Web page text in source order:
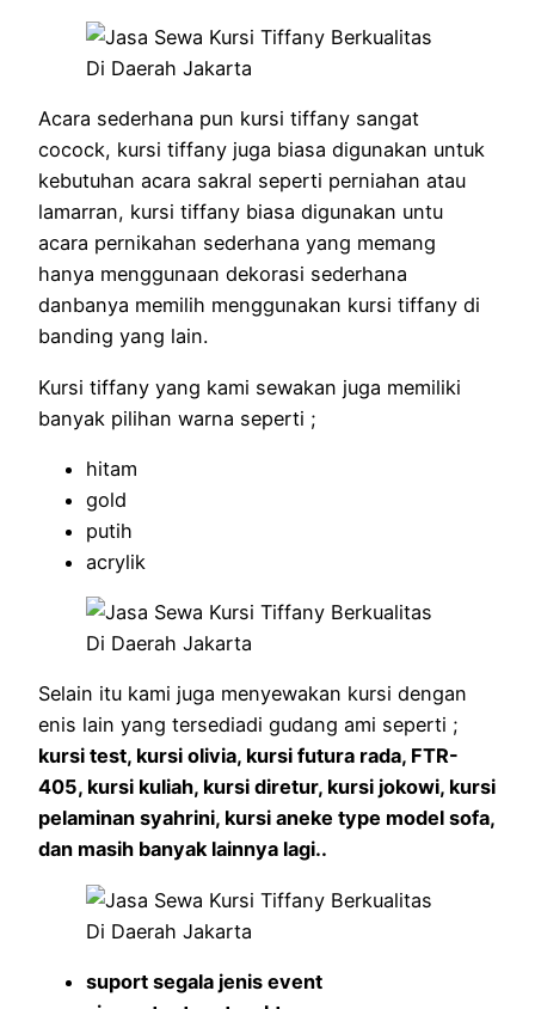
Acara sederhana pun kursi tiffany sangat
cocock, kursi tiffany juga biasa digunakan untuk
kebutuhan acara sakral seperti perniahan atau
lamarran, kursi tiffany biasa digunakan untu
acara pernikahan sederhana yang memang
hanya menggunaan dekorasi sederhana
danbanya memilih menggunakan kursi tiffany di
banding yang lain.
Kursi tiffany yang kami sewakan juga memiliki
banyak pilihan warna seperti ;
hitam
gold
putih
acrylik
Selain itu kami juga menyewakan kursi dengan
enis lain yang tersediadi gudang ami seperti ;
kursi test, kursi olivia, kursi futura rada, FTR-
405, kursi kuliah, kursi diretur, kursi jokowi, kursi
pelaminan syahrini, kursi aneke type model sofa,
dan masih banyak lainnya lagi..
suport segala jenis event